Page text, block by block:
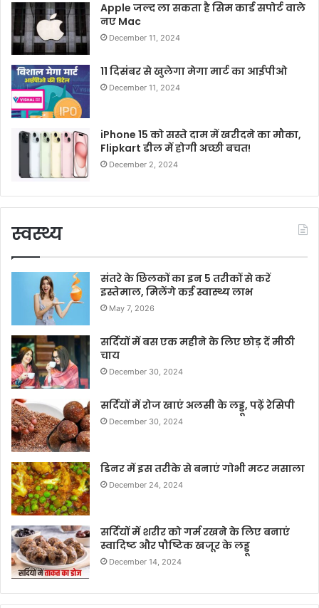
Apple जल्द ला सकता है सिम कार्ड सपोर्ट वाले
नए Mac
December 11, 2024
11 दिसंबर से खुलेगा मेगा मार्ट का आईपीओ
December 11, 2024
iPhone 15 को सस्ते दाम में खरीदने का मौका,
Flipkart डील में होगी अच्छी बचत!
December 2, 2024
स्वस्थ्य
संतरे के छिलकों का इन 5 तरीकों से करें
इस्तेमाल, मिलेंगे कई स्वास्थ्य लाभ
May 7, 2026
सर्दियों में बस एक महीने के लिए छोड़ दें मीठी
चाय
December 30, 2024
सर्दियों में रोज खाएं अलसी के लड्डू, पढ़ें रेसिपी
December 30, 2024
डिनर में इस तरीके से बनाएं गोभी मटर मसाला
December 24, 2024
सर्दियों में शरीर को गर्म रखने के लिए बनाएं
स्वादिष्ट और पौष्टिक खजूर के लड्डू
December 14, 2024